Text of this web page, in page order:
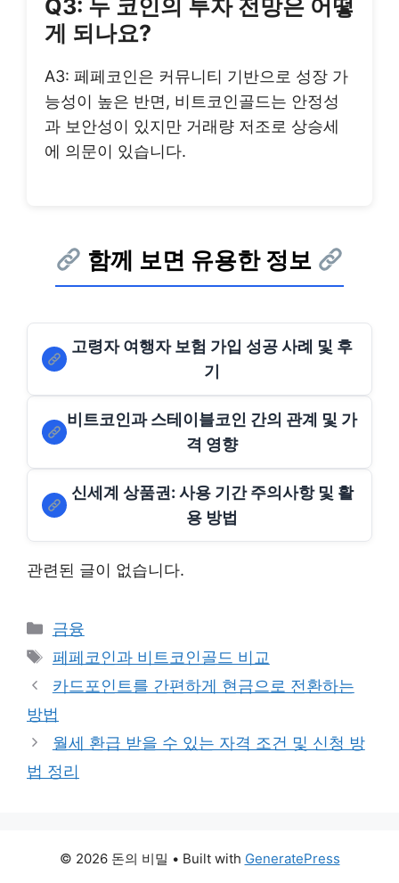
Q3: 두 코인의 투자 전망은 어떻
게 되나요?
A3: 페페코인은 커뮤니티 기반으로 성장 가
능성이 높은 반면, 비트코인골드는 안정성
과 보안성이 있지만 거래량 저조로 상승세
에 의문이 있습니다.
함께 보면 유용한 정보
고령자 여행자 보험 가입 성공 사례 및 후
기
비트코인과 스테이블코인 간의 관계 및 가
격 영향
신세계 상품권: 사용 기간 주의사항 및 활
용 방법
관련된 글이 없습니다.
Categories
금융
Tags
페페코인과 비트코인골드 비교
카드포인트를 간편하게 현금으로 전환하는
방법
월세 환급 받을 수 있는 자격 조건 및 신청 방
법 정리
© 2026 돈의 비밀 • Built with GeneratePress